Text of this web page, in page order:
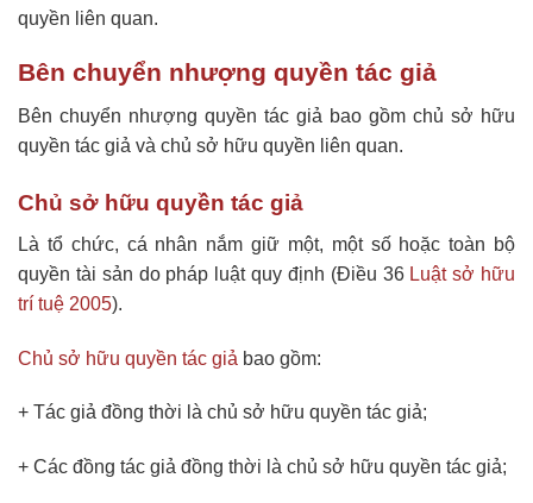
quyền liên quan.
Bên chuyển nhượng quyền tác giả
Bên chuyển nhượng quyền tác giả bao gồm chủ sở hữu
quyền tác giả và chủ sở hữu quyền liên quan.
Chủ sở hữu quyền tác giả
Là tổ chức, cá nhân nắm giữ một, một số hoặc toàn bộ
quyền tài sản do pháp luật quy định (Điều 36 Luật sở hữu
trí tuệ 2005).
Chủ sở hữu quyền tác giả bao gồm:
+ Tác giả đồng thời là chủ sở hữu quyền tác giả;
+ Các đồng tác giả đồng thời là chủ sở hữu quyền tác giả;